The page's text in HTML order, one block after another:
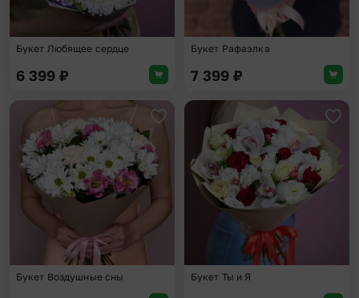
Букет Любящее сердце
6 399 ₽
Букет Рафаэлка
7 399 ₽
Добавить в избранное
Букет Воздушные сны Букет Ты и Я